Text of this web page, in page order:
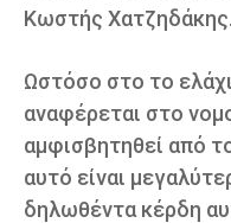
Κωστής Χατζηδάκης.
Ωστόσο στο το
αναφέρεται στο
αμφισβητηθεί από
αυτό είναι
δηλωθέντα κέρδη